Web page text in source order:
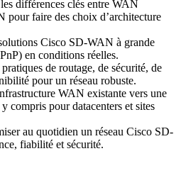
différences clés entre WAN
faire des choix d’architecture
Cisco SD-WAN à grande
en conditions réelles.
de routage, de sécurité, de
pour un réseau robuste.
WAN existante vers une
compris pour datacenters et sites
au quotidien un réseau Cisco SD-
fiabilité et sécurité.